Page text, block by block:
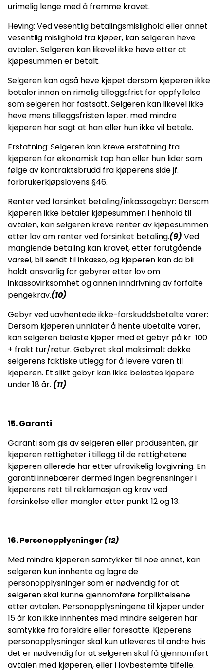
urimelig lenge med å fremme kravet.
Heving: Ved vesentlig betalingsmislighold eller annet
vesentlig mislighold fra kjøper, kan selgeren heve
avtalen. Selgeren kan likevel ikke heve etter at
kjøpesummen er betalt.
Selgeren kan også heve kjøpet dersom kjøperen ikke
betaler innen en rimelig tilleggsfrist for oppfyllelse
som selgeren har fastsatt. Selgeren kan likevel ikke
heve mens tilleggsfristen løper, med mindre
kjøperen har sagt at han eller hun ikke vil betale.
Erstatning: Selgeren kan kreve erstatning fra
kjøperen for økonomisk tap han eller hun lider som
følge av kontraktsbrudd fra kjøperens side jf.
forbrukerkjøpslovens §46.
Renter ved forsinket betaling/inkassogebyr: Dersom
kjøperen ikke betaler kjøpesummen i henhold til
avtalen, kan selgeren kreve renter av kjøpesummen
etter lov om renter ved forsinket betaling.(9) Ved
manglende betaling kan kravet, etter forutgående
varsel, bli sendt til inkasso, og kjøperen kan da bli
holdt ansvarlig for gebyrer etter lov om
inkassovirksomhet og annen inndrivning av forfalte
pengekrav.(10)
Gebyr ved uavhentede ikke-forskuddsbetalte varer:
Dersom kjøperen unnlater å hente ubetalte varer,
kan selgeren belaste kjøper med et gebyr på kr 100
+ frakt tur/retur. Gebyret skal maksimalt dekke
selgerens faktiske utlegg for å levere varen til
kjøperen. Et slikt gebyr kan ikke belastes kjøpere
under 18 år. (11)
15. Garanti
Garanti som gis av selgeren eller produsenten, gir
kjøperen rettigheter i tillegg til de rettighetene
kjøperen allerede har etter ufravikelig lovgivning. En
garanti innebærer dermed ingen begrensninger i
kjøperens rett til reklamasjon og krav ved
forsinkelse eller mangler etter punkt 12 og 13.
16. Personopplysninger(12)
Med mindre kjøperen samtykker til noe annet, kan
selgeren kun innhente og lagre de
personopplysninger som er nødvendig for at
selgeren skal kunne gjennomføre forpliktelsene
etter avtalen. Personopplysningene til kjøper under
15 år kan ikke innhentes med mindre selgeren har
samtykke fra foreldre eller foresatte. Kjøperens
personopplysninger skal kun utleveres til andre hvis
det er nødvendig for at selgeren skal få gjennomført
avtalen med kjøperen, eller i lovbestemte tilfelle.